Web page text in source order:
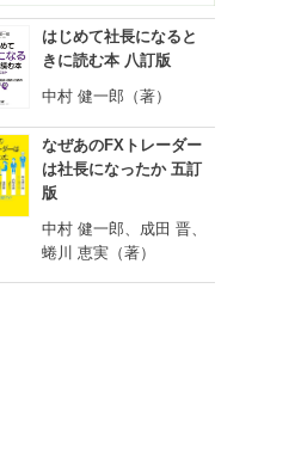
はじめて社長になると
きに読む本 八訂版
中村 健一郎（著）
なぜあのFXトレーダー
は社長になったか 五訂
版
中村 健一郎、成田 晋、
蜷川 恵実（著）